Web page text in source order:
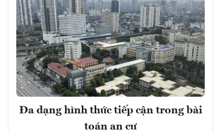
Đa dạng hình thức tiếp cận trong bài
toán an cư